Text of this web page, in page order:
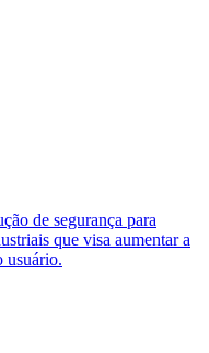
de segurança para
que visa aumentar a
usuário.